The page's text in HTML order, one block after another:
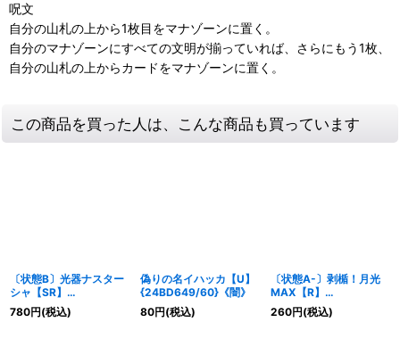
呪文
自分の山札の上から1枚目をマナゾーンに置く。
自分のマナゾーンにすべての文明が揃っていれば、さらにもう1枚、
自分の山札の上からカードをマナゾーンに置く。
この商品を買った人は、こんな商品も買っています
〔状態B〕光器ナスター
シャ【SR】
{DM08S1/S5}《光》
780円(税込)
偽りの名イハッカ【U】
{24BD649/60}《闇》
80円(税込)
〔状態A-〕剥楯！月光
MAX【R】
{EX1424/110}《多》
260円(税込)